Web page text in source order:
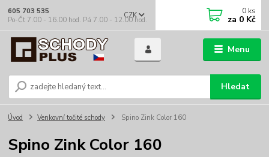
Menu
CZK
Hledat
605 703 535
Po-Čt 7.00 - 16.00 hod. Pá 7.00 - 12.00 hod.
0 ks
za 0 Kč
Úvod Venkovní točité schody Spino Zink Color 160
Spino Zink Color 160